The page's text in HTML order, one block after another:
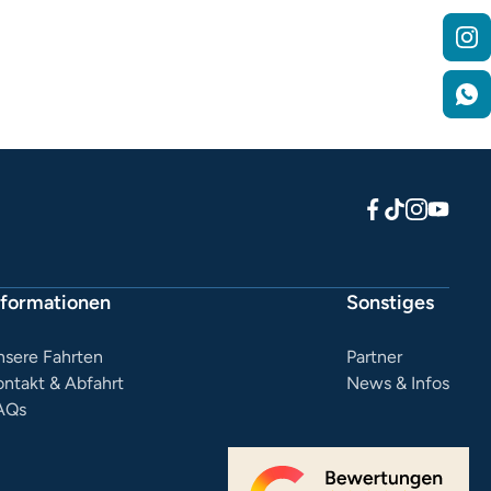
Fahrten
& Abfahrt
Sonstiges
Partner
News & Infos